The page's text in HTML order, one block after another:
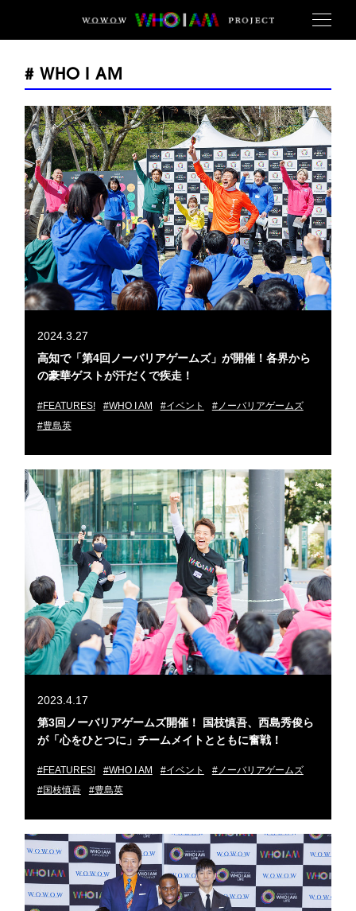
# WHO I AM
2024.3.27
高知で「第4回ノーバリアゲームズ」が開催！各界から
の豪華ゲストが汗だくで疾走！
#FEATURES! #WHO I AM #イベント
#ノーバリアゲームズ
#豊島英
2023.4.17
第3回ノーバリアゲームズ開催！ 国枝慎吾、西島秀俊ら
が「心をひとつに」チームメイトとともに奮戦！
#FEATURES! #WHO I AM #イベント
#ノーバリアゲームズ
#国枝慎吾
#豊島英